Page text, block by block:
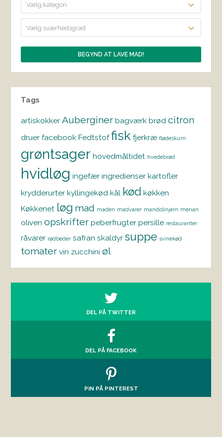
Vælg kategori
Vælg sværhedsgrad
Tags
artiskokker Auberginer bagværk brød citron
druer facebook Fedtstof fisk fjerkræ flødeskum
grøntsager hovedmåltidet hvedebrød
hvidløg ingefær ingredienser kartofler
krydderurter kyllingekød kål kød køkken
Køkkenet løg mad maden madvarer mandolinjern merian
oliven opskrifter peberfrugter persille restauranter
råvarer rødbeder safran skaldyr suppe svinekød
tomater vin zucchini øl
DEL PÅ TWITTER
DEL PÅ FACEBOOK
PIN PÅ PINTEREST